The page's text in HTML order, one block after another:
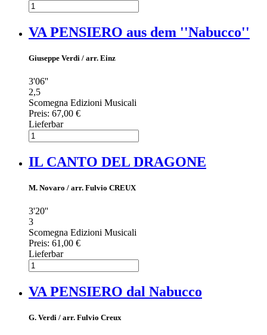
VA PENSIERO aus dem ''Nabucco''
Giuseppe Verdi / arr. Einz
3'06''
2,5
Scomegna Edizioni Musicali
Preis: 67,00 €
Lieferbar
IL CANTO DEL DRAGONE
M. Novaro / arr. Fulvio CREUX
3'20''
3
Scomegna Edizioni Musicali
Preis: 61,00 €
Lieferbar
VA PENSIERO dal Nabucco
G. Verdi / arr. Fulvio Creux